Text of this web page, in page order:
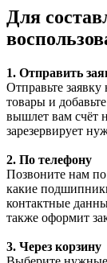
Для
1. Отправить
Отправьте заявку
товары и
вышлет вам счёт
зарезервирует
2. По телефону
Позвоните нам
какие
контактные
также оформит
3. Через корзину